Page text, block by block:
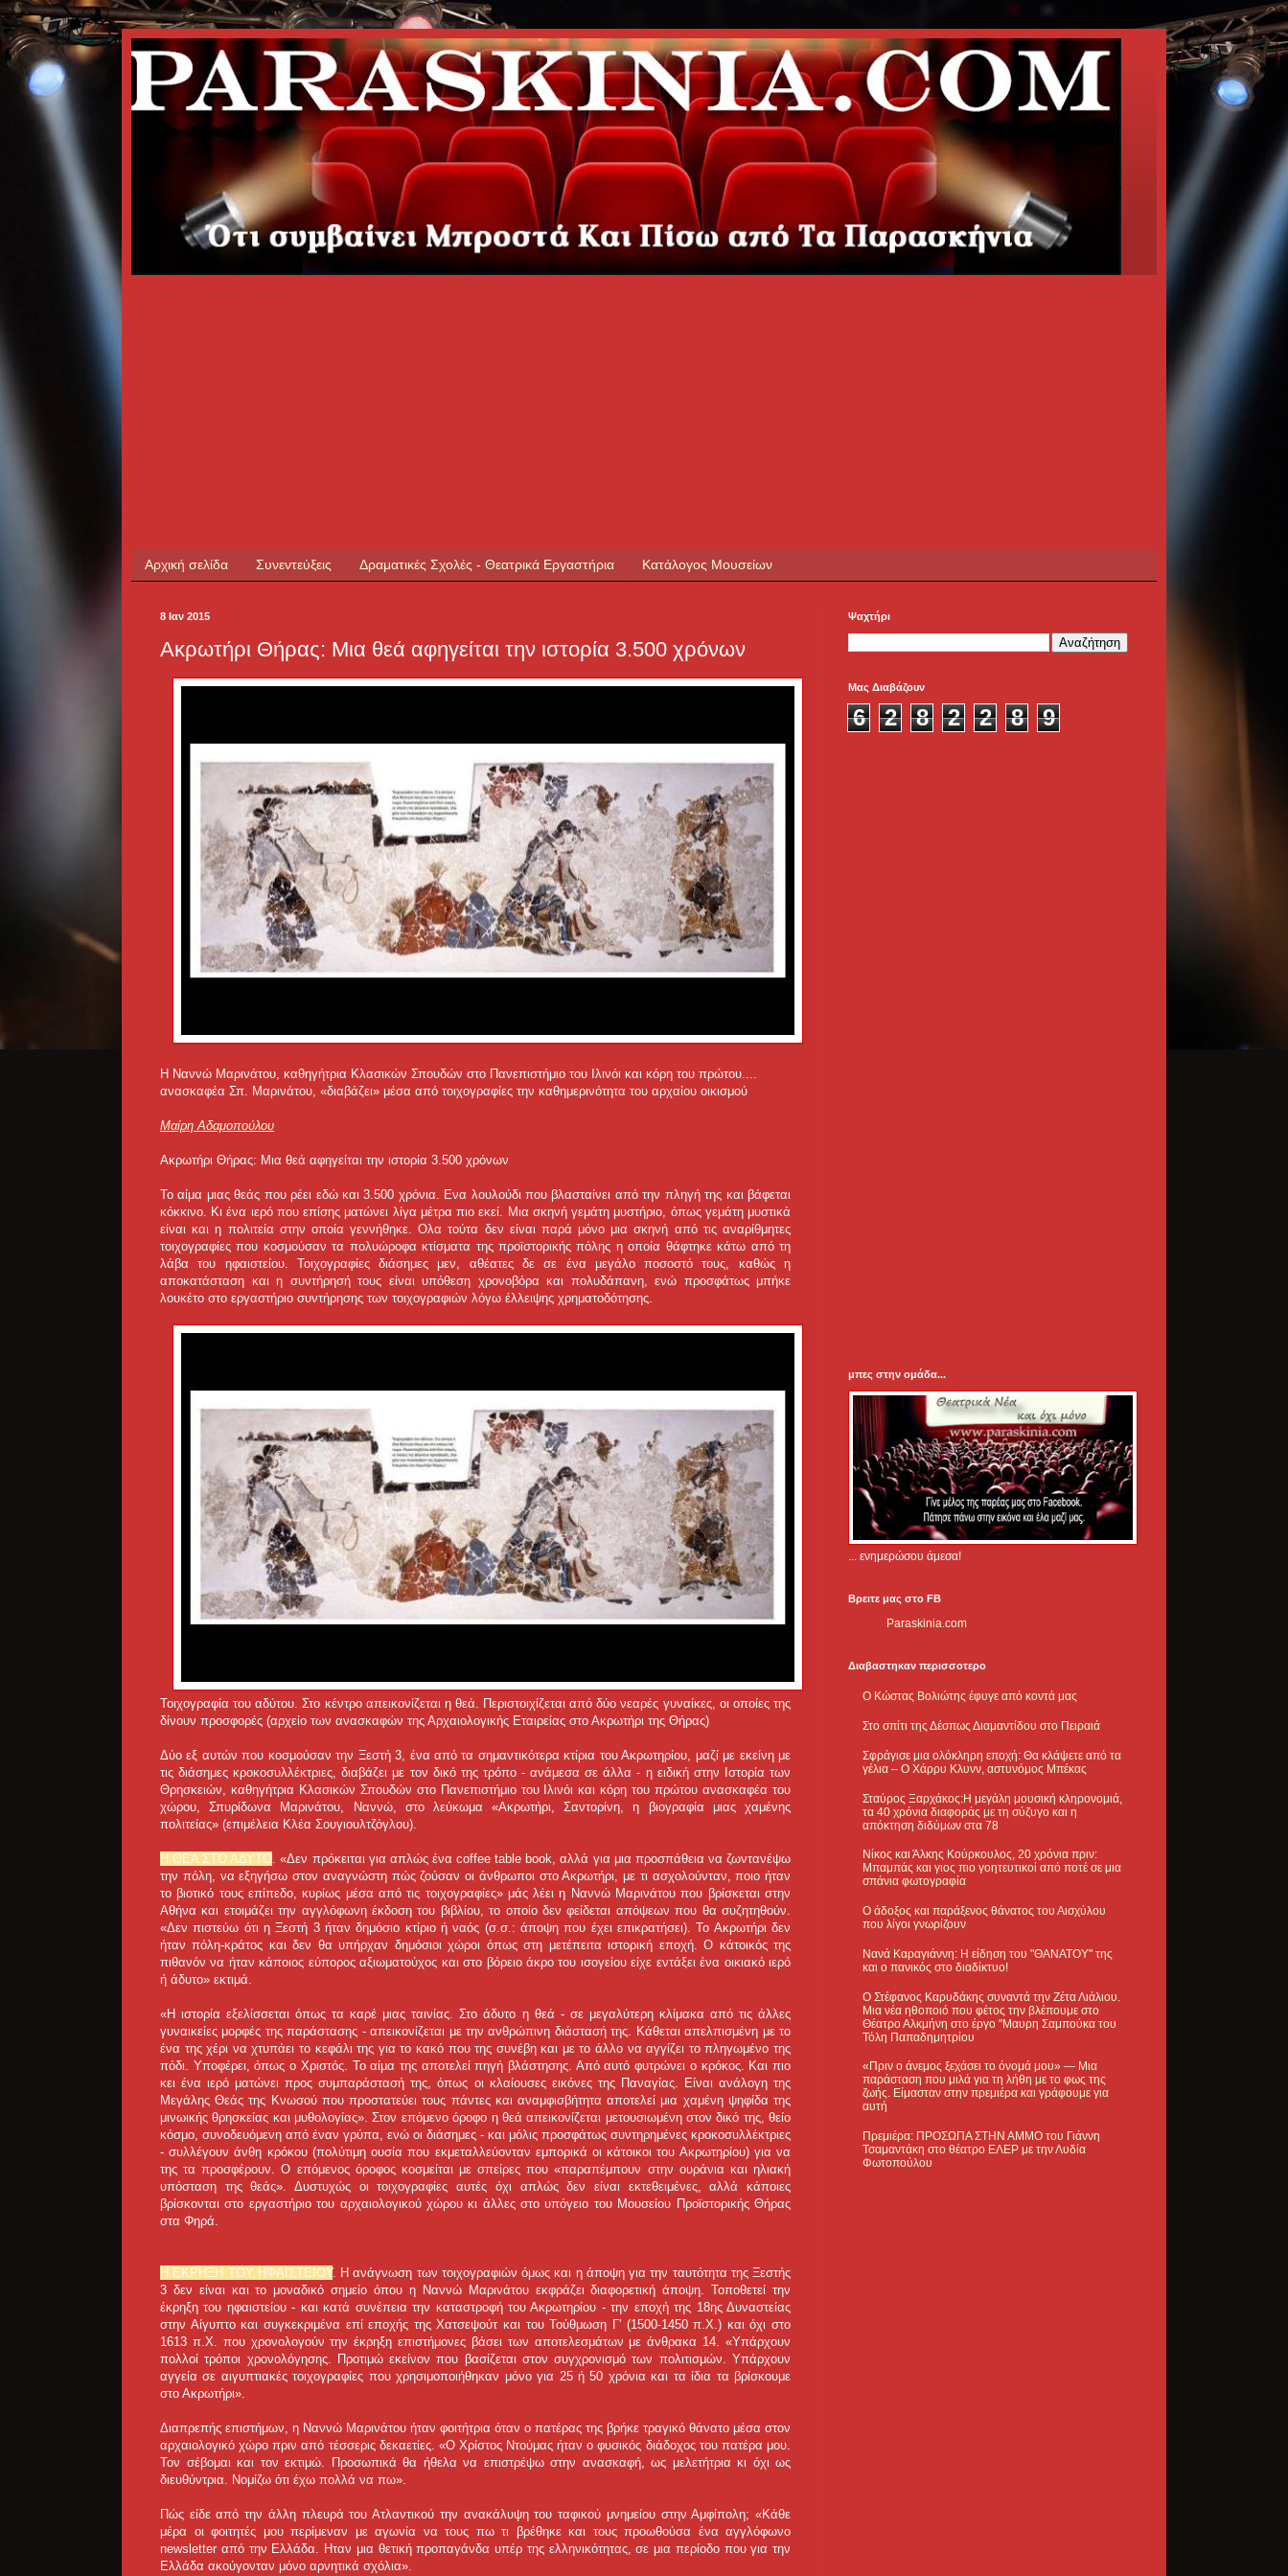
Αρχική σελίδα Συνεντεύξεις Δραματικές Σχολές - Θεατρικά Εργαστήρια Κατάλογος Μουσείων
8 Ιαν 2015
Ακρωτήρι Θήρας: Μια θεά αφηγείται την ιστορία 3.500 χρόνων
Η Ναννώ Μαρινάτου, καθηγήτρια Κλασικών Σπουδών στο Πανεπιστήμιο του Ιλινόι και κόρη του πρώτου....
ανασκαφέα Σπ. Μαρινάτου, «διαβάζει» μέσα από τοιχογραφίες την καθημερινότητα του αρχαίου οικισμού
Μαίρη Αδαμοπούλου
Ακρωτήρι Θήρας: Μια θεά αφηγείται την ιστορία 3.500 χρόνων
Το αίμα μιας θεάς που ρέει εδώ και 3.500 χρόνια. Ενα λουλούδι που βλασταίνει από την πληγή της και βάφεται
κόκκινο. Κι ένα ιερό που επίσης ματώνει λίγα μέτρα πιο εκεί. Μια σκηνή γεμάτη μυστήριο, όπως γεμάτη μυστικά
είναι και η πολιτεία στην οποία γεννήθηκε. Ολα τούτα δεν είναι παρά μόνο μια σκηνή από τις αναρίθμητες
τοιχογραφίες που κοσμούσαν τα πολυώροφα κτίσματα της προϊστορικής πόλης η οποία θάφτηκε κάτω από τη
λάβα του ηφαιστείου. Τοιχογραφίες διάσημες μεν, αθέατες δε σε ένα μεγάλο ποσοστό τους, καθώς η
αποκατάσταση και η συντήρησή τους είναι υπόθεση χρονοβόρα και πολυδάπανη, ενώ προσφάτως μπήκε
λουκέτο στο εργαστήριο συντήρησης των τοιχογραφιών λόγω έλλειψης χρηματοδότησης.
Τοιχογραφία του αδύτου. Στο κέντρο απεικονίζεται η θεά. Περιστοιχίζεται από δύο νεαρές γυναίκες, οι οποίες της
δίνουν προσφορές (αρχείο των ανασκαφών της Αρχαιολογικής Εταιρείας στο Ακρωτήρι της Θήρας)
Δύο εξ αυτών που κοσμούσαν την Ξεστή 3, ένα από τα σημαντικότερα κτίρια του Ακρωτηρίου, μαζί με εκείνη με
τις διάσημες κροκοσυλλέκτριες, διαβάζει με τον δικό της τρόπο - ανάμεσα σε άλλα - η ειδική στην Ιστορία των
Θρησκειών, καθηγήτρια Κλασικών Σπουδών στο Πανεπιστήμιο του Ιλινόι και κόρη του πρώτου ανασκαφέα του
χώρου, Σπυρίδωνα Μαρινάτου, Ναννώ, στο λεύκωμα «Ακρωτήρι, Σαντορίνη, η βιογραφία μιας χαμένης
πολιτείας» (επιμέλεια Κλέα Σουγιουλτζόγλου).
Η ΘΕΑ ΣΤΟ ΑΔΥΤΟ. «Δεν πρόκειται για απλώς ένα coffee table book, αλλά για μια προσπάθεια να ζωντανέψω
την πόλη, να εξηγήσω στον αναγνώστη πώς ζούσαν οι άνθρωποι στο Ακρωτήρι, με τι ασχολούνταν, ποιο ήταν
το βιοτικό τους επίπεδο, κυρίως μέσα από τις τοιχογραφίες» μάς λέει η Ναννώ Μαρινάτου που βρίσκεται στην
Αθήνα και ετοιμάζει την αγγλόφωνη έκδοση του βιβλίου, το οποίο δεν φείδεται απόψεων που θα συζητηθούν.
«Δεν πιστεύω ότι η Ξεστή 3 ήταν δημόσιο κτίριο ή ναός (σ.σ.: άποψη που έχει επικρατήσει). Το Ακρωτήρι δεν
ήταν πόλη-κράτος και δεν θα υπήρχαν δημόσιοι χώροι όπως στη μετέπειτα ιστορική εποχή. Ο κάτοικός της
πιθανόν να ήταν κάποιος εύπορος αξιωματούχος και στο βόρειο άκρο του ισογείου είχε εντάξει ένα οικιακό ιερό
ή άδυτο» εκτιμά.
«Η ιστορία εξελίσσεται όπως τα καρέ μιας ταινίας. Στο άδυτο η θεά - σε μεγαλύτερη κλίμακα από τις άλλες
γυναικείες μορφές της παράστασης - απεικονίζεται με την ανθρώπινη διάστασή της. Kάθεται απελπισμένη με το
ένα της χέρι να χτυπάει το κεφάλι της για το κακό που της συνέβη και με το άλλο να αγγίζει το πληγωμένο της
πόδι. Υποφέρει, όπως ο Χριστός. Το αίμα της αποτελεί πηγή βλάστησης. Από αυτό φυτρώνει ο κρόκος. Και πιο
κει ένα ιερό ματώνει προς συμπαράστασή της, όπως οι κλαίουσες εικόνες της Παναγίας. Είναι ανάλογη της
Μεγάλης Θεάς της Κνωσού που προστατεύει τους πάντες και αναμφισβήτητα αποτελεί μια χαμένη ψηφίδα της
μινωικής θρησκείας και μυθολογίας». Στον επόμενο όροφο η θεά απεικονίζεται μετουσιωμένη στον δικό της, θείο
κόσμο, συνοδευόμενη από έναν γρύπα, ενώ οι διάσημες - και μόλις προσφάτως συντηρημένες κροκοσυλλέκτριες
- συλλέγουν άνθη κρόκου (πολύτιμη ουσία που εκμεταλλεύονταν εμπορικά οι κάτοικοι του Ακρωτηρίου) για να
της τα προσφέρουν. Ο επόμενος όροφος κοσμείται με σπείρες που «παραπέμπουν στην ουράνια και ηλιακή
υπόσταση της θεάς». Δυστυχώς οι τοιχογραφίες αυτές όχι απλώς δεν είναι εκτεθειμένες, αλλά κάποιες
βρίσκονται στο εργαστήριο του αρχαιολογικού χώρου κι άλλες στο υπόγειο του Μουσείου Προϊστορικής Θήρας
στα Φηρά.
Η ΕΚΡΗΞΗ ΤΟΥ ΗΦΑΙΣΤΕΙΟΥ. Η ανάγνωση των τοιχογραφιών όμως και η άποψη για την ταυτότητα της Ξεστής
3 δεν είναι και το μοναδικό σημείο όπου η Ναννώ Μαρινάτου εκφράζει διαφορετική άποψη. Τοποθετεί την
έκρηξη του ηφαιστείου - και κατά συνέπεια την καταστροφή του Ακρωτηρίου - την εποχή της 18ης Δυναστείας
στην Αίγυπτο και συγκεκριμένα επί εποχής της Χατσεψούτ και του Τούθμωση Γ' (1500-1450 π.Χ.) και όχι στο
1613 π.Χ. που χρονολογούν την έκρηξη επιστήμονες βάσει των αποτελεσμάτων με άνθρακα 14. «Υπάρχουν
πολλοί τρόποι χρονολόγησης. Προτιμώ εκείνον που βασίζεται στον συγχρονισμό των πολιτισμών. Υπάρχουν
αγγεία σε αιγυπτιακές τοιχογραφίες που χρησιμοποιήθηκαν μόνο για 25 ή 50 χρόνια και τα ίδια τα βρίσκουμε
στο Ακρωτήρι».
Διαπρεπής επιστήμων, η Ναννώ Μαρινάτου ήταν φοιτήτρια όταν ο πατέρας της βρήκε τραγικό θάνατο μέσα στον
αρχαιολογικό χώρο πριν από τέσσερις δεκαετίες. «Ο Χρίστος Ντούμας ήταν ο φυσικός διάδοχος του πατέρα μου.
Τον σέβομαι και τον εκτιμώ. Προσωπικά θα ήθελα να επιστρέψω στην ανασκαφή, ως μελετήτρια κι όχι ως
διευθύντρια. Νομίζω ότι έχω πολλά να πω».
Πώς είδε από την άλλη πλευρά του Ατλαντικού την ανακάλυψη του ταφικού μνημείου στην Αμφίπολη; «Κάθε
μέρα οι φοιτητές μου περίμεναν με αγωνία να τους πω τι βρέθηκε και τους προωθούσα ένα αγγλόφωνο
newsletter από την Ελλάδα. Ηταν μια θετική προπαγάνδα υπέρ της ελληνικότητας, σε μια περίοδο που για την
Ελλάδα ακούγονταν μόνο αρνητικά σχόλια».
Ψαχτήρι
Μας Διαβάζουν
6 2 8 2 2 8 9
μπες στην ομάδα...
... ενημερώσου άμεσα!
Βρειτε μας στο FB
Paraskinia.com
Διαβαστηκαν περισσοτερο
Ο Κώστας Βολιώτης έφυγε από κοντά μας
Στο σπίτι της Δέσπως Διαμαντίδου στο Πειραιά
Σφράγισε μια ολόκληρη εποχή: Θα κλάψετε από τα
γέλια – Ο Χάρρυ Κλυνν, αστυνόμος Μπέκας
Σταύρος Ξαρχάκος:Η μεγάλη μουσική κληρονομιά,
τα 40 χρόνια διαφοράς με τη σύζυγο και η
απόκτηση διδύμων στα 78
Νίκος και Άλκης Κούρκουλος, 20 χρόνια πριν:
Μπαμπάς και γιος πιο γοητευτικοί από ποτέ σε μια
σπάνια φωτογραφία
Ο άδοξος και παράξενος θάνατος του Αισχύλου
που λίγοι γνωρίζουν
Νανά Καραγιάννη: Η είδηση του "ΘΑΝΑΤΟΥ" της
και ο πανικός στο διαδίκτυο!
Ο Στέφανος Καρυδάκης συναντά την Ζέτα Λιάλιου.
Μια νέα ηθοποιό που φέτος την βλέπουμε στο
Θέατρο Αλκμήνη στο έργο "Μαυρη Σαμπούκα του
Τόλη Παπαδημητρίου
«Πριν ο άνεμος ξεχάσει το όνομά μου» — Μια
παράσταση που μιλά για τη λήθη με το φως της
ζωής. Είμασταν στην πρεμιέρα και γράφουμε για
αυτή
Πρεμιέρα: ΠΡΟΣΩΠΑ ΣΤΗΝ ΑΜΜΟ του Γιάννη
Τσαμαντάκη στο θέατρο ΕΛΕΡ με την Λυδία
Φωτοπούλου